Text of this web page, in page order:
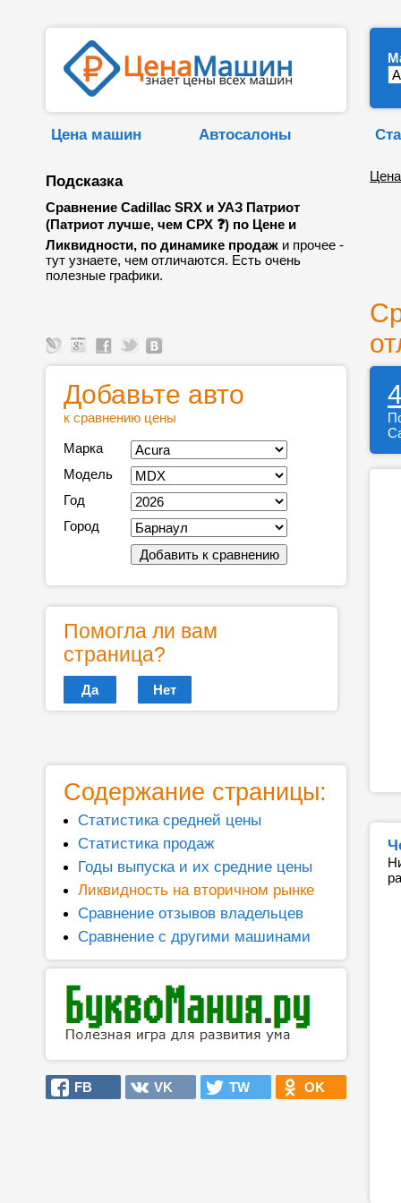
Цена машин Автосалоны
Подсказка
Сравнение Cadillac SRX и УАЗ Патриот
(Патриот лучше, чем СРХ ❓) по Цене и
Ликвидности, по динамике продаж и прочее -
тут узнаете, чем отличаются. Есть очень
полезные графики.
Добавьте авто
к сравнению цены
Марка
Модель
Год
Город
Помогла ли вам
страница?
Да Нет
Содержание страницы:
Статистика средней цены
Статистика продаж
Годы выпуска и их средние цены
Ликвидность на вторичном рынке
Сравнение отзывов владельцев
Сравнение с другими машинами
FB VK TW OK